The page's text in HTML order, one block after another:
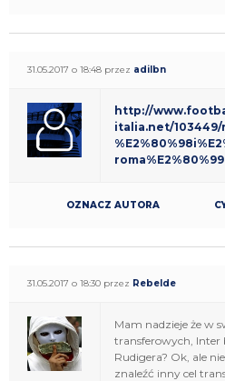
31.05.2017 o 18:48 przez adilbn
http://
italia.net/
roma%E2%80%99
OZNACZ AUTORA
31.05.2017 o 18:30 przez Rebelde
Mam nadzieje że w
transferowych, Inter
Rudigera? Ok, ale
znaleźć inny cel